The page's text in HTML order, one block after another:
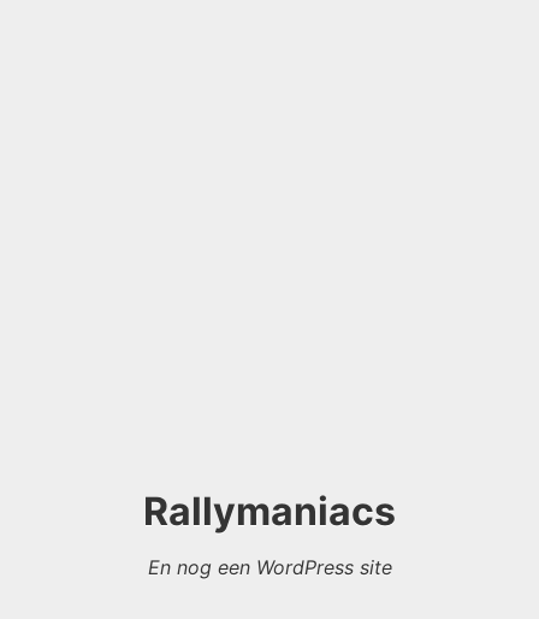
Rallymaniacs
En nog een WordPress site